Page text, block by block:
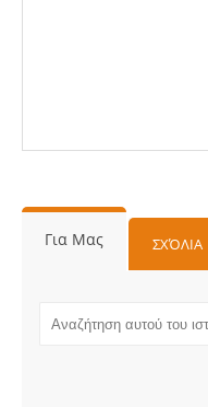
Για Μας ΣΧΌΛΙΑ